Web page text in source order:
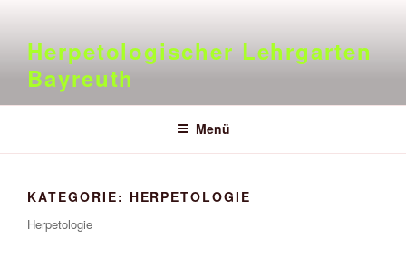
springenHerpetologischer Lehrgarten
Bayreuth
Menü
KATEGORIE: HERPETOLOGIE
Herpetologie